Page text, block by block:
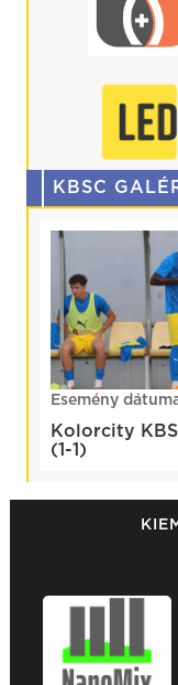
KBSC
Esemény
Kolorcity
(1-1)